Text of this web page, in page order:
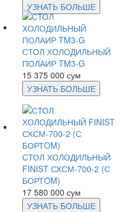
УЗНАТЬ БОЛЬШЕ
СТОЛ ХОЛОДИЛЬНЫЙ
ПОЛАИР TM3-G
15 375 000 сум
УЗНАТЬ БОЛЬШЕ
СТОЛ ХОЛОДИЛЬНЫЙ
FINIST СХСМ-700-2 (С
БОРТOM)
17 580 000 сум
УЗНАТЬ БОЛЬШЕ